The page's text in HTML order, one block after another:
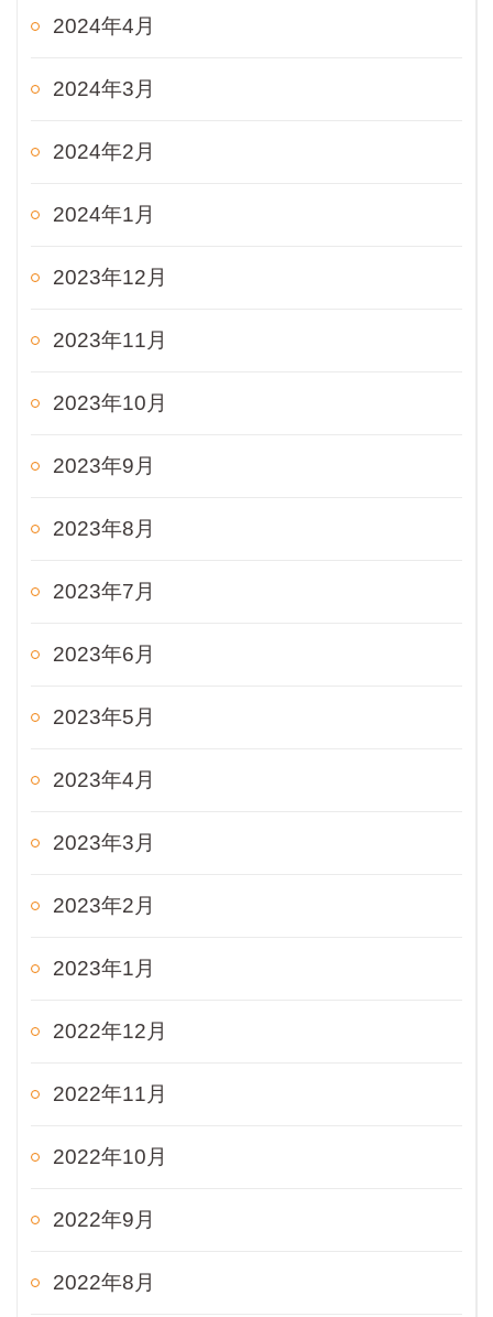
2024年4月
2024年3月
2024年2月
2024年1月
2023年12月
2023年11月
2023年10月
2023年9月
2023年8月
2023年7月
2023年6月
2023年5月
2023年4月
2023年3月
2023年2月
2023年1月
2022年12月
2022年11月
2022年10月
2022年9月
2022年8月